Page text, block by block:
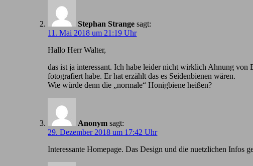
Stephan Strange sagt:
11. Mai 2018 um 21:19 Uhr
Hallo Herr Walter,
das ist ja interessant. Ich habe leider nicht wirklich Ahnung
fotografiert habe. Er hat erzählt das es Seidenbienen wären.
Wie würde denn die „normale“ Honigbiene heißen?
Anonym sagt:
29. Dezember 2018 um 17:42 Uhr
Іnteressante Homepage. Das Design und die nuetzlichen Infos